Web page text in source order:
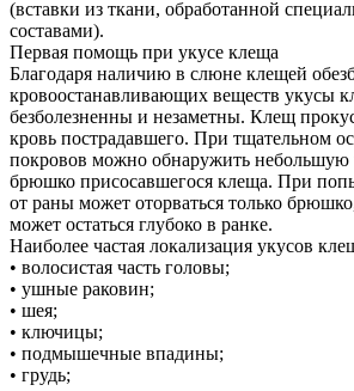
(вставки из ткани, обработанной
составами).
Первая помощь при укусе клеща
Благодаря наличию в слюне клещей
кровоостанавливающих веществ укусы
безболезненны и незаметны. Клещ
кровь пострадавшего. При тщательном
покровов можно обнаружить небольшую
брюшко присосавшегося клеща. При
от раны может оторваться только
может остаться глубоко в ранке.
Наиболее частая локализация укусов
• волосистая часть головы;
• ушные раковин;
• шея;
• ключицы;
• подмышечные впадины;
• грудь;